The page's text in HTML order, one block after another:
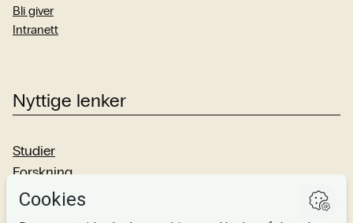
Bli giver
Intranett
Nyttige lenker
Studier
Forskning
Om oss